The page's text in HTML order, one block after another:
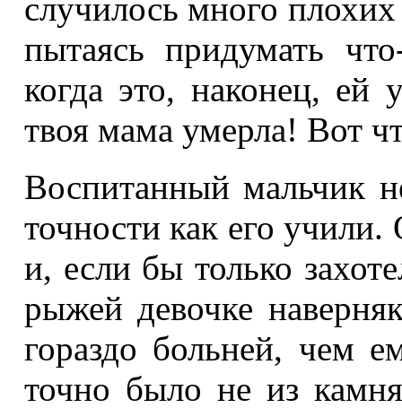
случилось много
пытаясь придумать
когда это, наконец, ей
твоя мама умерла! Вот
Воспитанный мальчик
точности как его
и, если бы только
рыжей девочке
гораздо больней, чем
точно было не из